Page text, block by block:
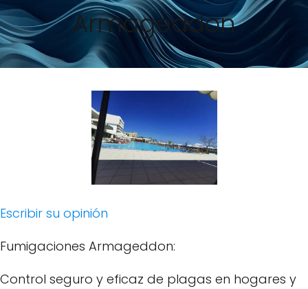
Armageddon
Escribir su opinión
Fumigaciones Armageddon:
Control seguro y eficaz de plagas en hogares y